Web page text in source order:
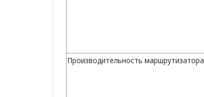
Производительность маршрутизатора